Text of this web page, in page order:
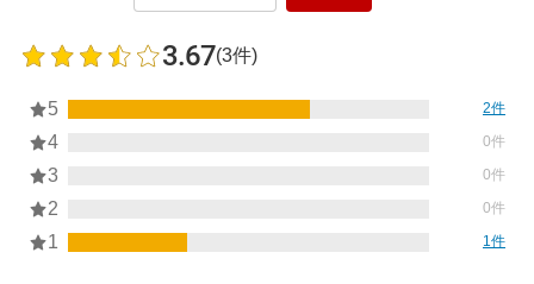
3.67(3件)
5 2件
4 0件
3 0件
2 0件
1 1件